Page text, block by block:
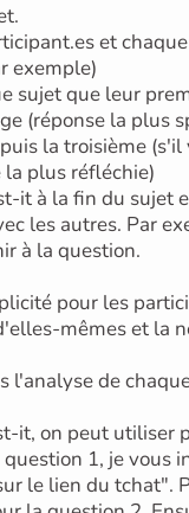
et
exemple)
sujet que leur
(réponse la plus
la troisième
plus réfléchie)
it à la fin du sujet
les autres. Par
à la question.
pour les
mêmes et la
l'analyse de
it, on peut utiliser
1, je vous
le lien du tchat".